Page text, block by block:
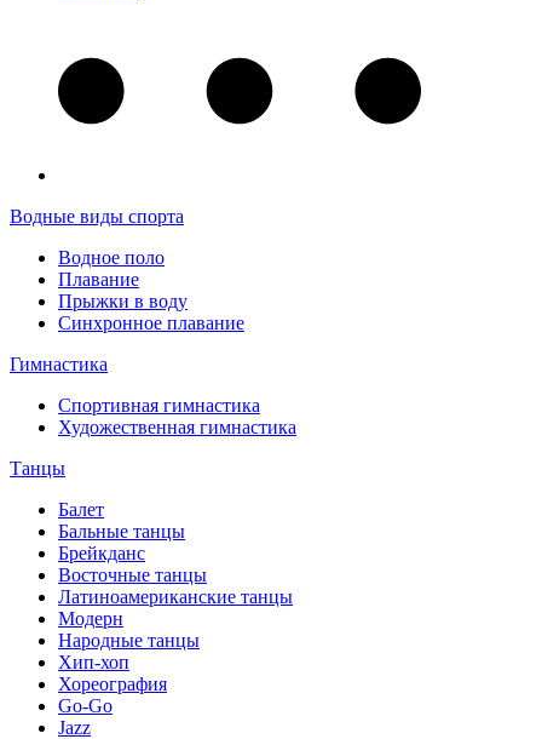
Водные виды спорта
Водное поло
Плавание
Прыжки в воду
Синхронное плавание
Гимнастика
Спортивная гимнастика
Художественная гимнастика
Танцы
Балет
Бальные танцы
Брейкданс
Восточные танцы
Латиноамериканские танцы
Модерн
Народные танцы
Хип-хоп
Хореография
Go-Go
Jazz